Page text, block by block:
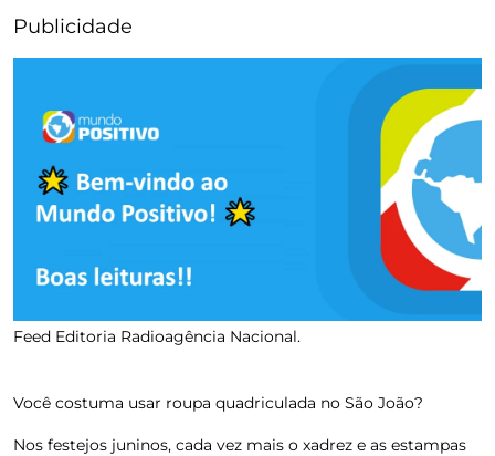
Publicidade
Feed Editoria Radioagência Nacional.
Você costuma usar roupa quadriculada no São João?
Nos festejos juninos, cada vez mais o xadrez e as estampas